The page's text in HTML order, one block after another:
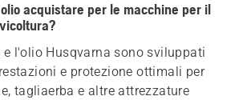
acquistare per le macchine per il
e l'olio Husqvarna sono sviluppati
e protezione ottimali per
tagliaerba e altre attrezzature